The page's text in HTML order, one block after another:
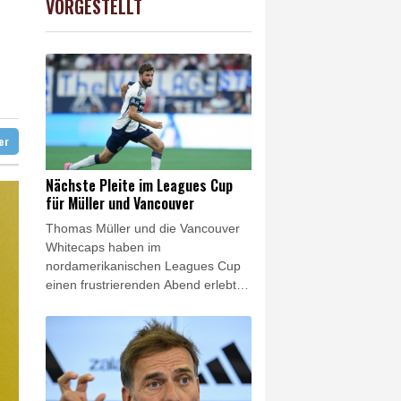
Sachsen-Anhalt
0.32%
VORGESTELLT
Nächste Pleite im Leagues Cup
für Müller und Vancouver
Thomas Müller und die Vancouver
Whitecaps haben im
nordamerikanischen Leagues Cup
einen frustrierenden Abend erlebt.
Atlante verloren die Kanadier gegen
den FC Juárez auch das zweite
Spiel der Gruppenphase, beim 1:3
(1:1) gingen die Whitecaps trotz
Führung und deutlichem